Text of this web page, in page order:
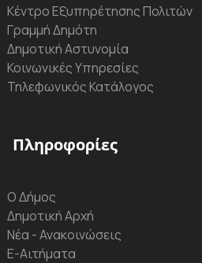
Κέντρο Εξυπηρέτησης Πολιτών
Γραμμή Δημότη
Δημοτική Αστυνομία
Κοινωνικές Υπηρεσίες
Τηλεφωνικός Κατάλογος
Πληροφορίες
Ο Δήμος
Δημοτική Αρχή
Νέα - Ανακοινώσεις
Ε-Αιτήματα